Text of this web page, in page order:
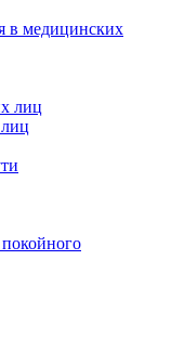
в медицинских
лиц